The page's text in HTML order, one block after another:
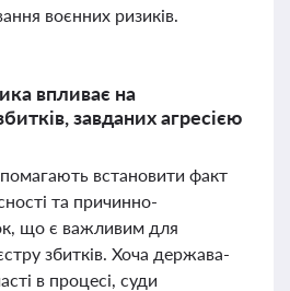
воєнних ризиків.
впливає на
завданих агресією
встановити факт
та причинно-
що є важливим для
збитків. Хоча держава-
в процесі, суди